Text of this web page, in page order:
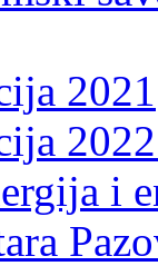
2021
i